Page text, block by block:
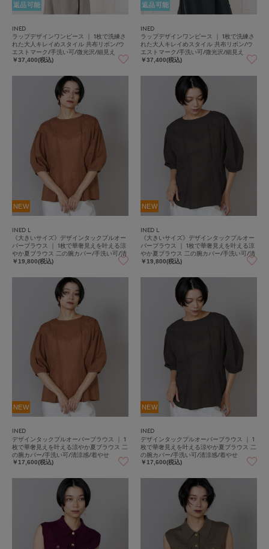
返品可能
INED
ラップデザインワンピース ｜ 1枚で洗練さ
れた大人キレイめスタイル 共布リボン/ウ
エストマーク/手洗い可/微光沢/細見え
￥37,400(税込)
返品可能
INED
ラップデザインワンピース ｜ 1枚で洗練さ
れた大人キレイめスタイル 共布リボン/ウ
エストマーク/手洗い可/微光沢/細見え
￥37,400(税込)
NEW
INED L
《大きいサイズ》デザインタックプルオー
バーブラウス ｜ 1枚で華奢見えを叶える涼
やか夏ブラウス 二の腕カバー/手洗い可/清
涼感/着やせ
￥19,800(税込)
NEW
INED L
《大きいサイズ》デザインタックプルオー
バーブラウス ｜ 1枚で華奢見えを叶える涼
やか夏ブラウス 二の腕カバー/手洗い可/清
涼感/着やせ
￥19,800(税込)
NEW
INED
デザインタックプルオーバーブラウス ｜ 1
枚で華奢見えを叶える涼やか夏ブラウス 二
の腕カバー/手洗い可/清涼感/着やせ
￥17,600(税込)
NEW
INED
デザインタックプルオーバーブラウス ｜ 1
枚で華奢見えを叶える涼やか夏ブラウス 二
の腕カバー/手洗い可/清涼感/着やせ
￥17,600(税込)